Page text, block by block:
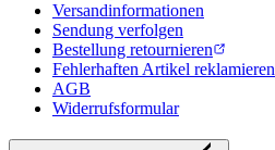
Versandinformationen
Sendung verfolgen
Bestellung retournieren
Fehlerhaften Artikel reklamieren
AGB
Widerrufsformular